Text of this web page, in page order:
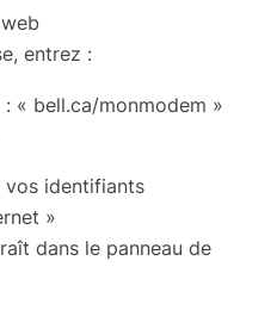
entrez :
« bell.ca/monmodem »
vos identifiants
»
dans le panneau de